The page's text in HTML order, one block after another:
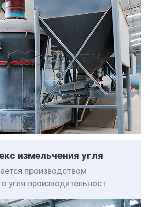
измельчения угля
производством
угля производительност